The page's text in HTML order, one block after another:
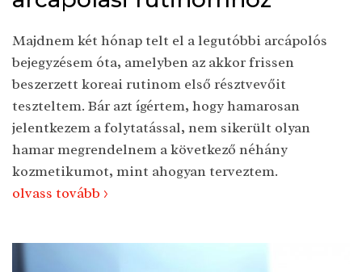
Majdnem két hónap telt el a legutóbbi arcápolós
bejegyzésem óta, amelyben az akkor frissen
beszerzett koreai rutinom első résztvevőit
teszteltem. Bár azt ígértem, hogy hamarosan
jelentkezem a folytatással, nem sikerült olyan
hamar megrendelnem a következő néhány
kozmetikumot, mint ahogyan terveztem.
olvass tovább >